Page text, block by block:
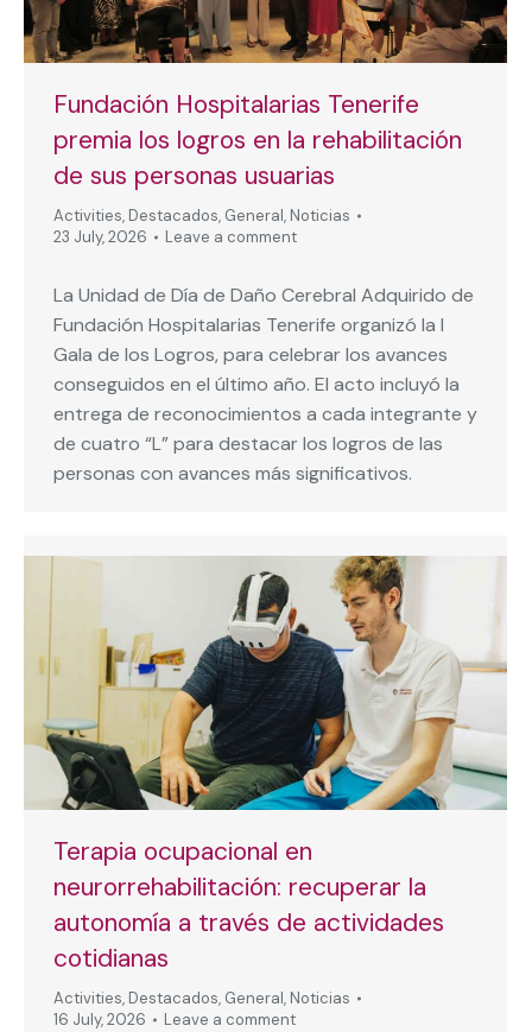
Fundación Hospitalarias Tenerife
premia los logros en la rehabilitación
de sus personas usuarias
Activities, Destacados, General, Noticias
23 July, 2026
Leave a comment
La Unidad de Día de Daño Cerebral Adquirido de
Fundación Hospitalarias Tenerife organizó la I
Gala de los Logros, para celebrar los avances
conseguidos en el último año. El acto incluyó la
entrega de reconocimientos a cada integrante y
de cuatro “L” para destacar los logros de las
personas con avances más significativos.
Terapia ocupacional en
neurorrehabilitación: recuperar la
autonomía a través de actividades
cotidianas
Activities, Destacados, General, Noticias
16 July, 2026
Leave a comment